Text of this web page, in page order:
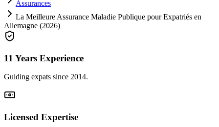
Assurances
La Meilleure Assurance Maladie Publique pour Expatriés en
Allemagne (2026)
11 Years Experience
Guiding expats since 2014.
Licensed Expertise